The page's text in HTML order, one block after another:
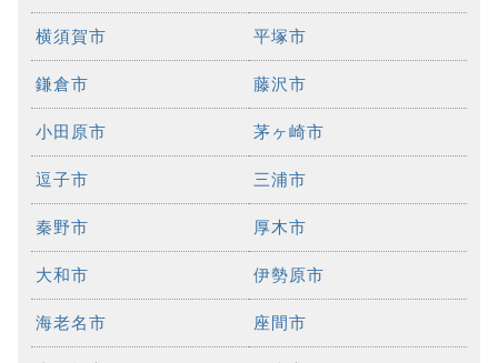
横須賀市 平塚市
鎌倉市 藤沢市
小田原市 茅ヶ崎市
逗子市 三浦市
秦野市 厚木市
大和市 伊勢原市
海老名市 座間市